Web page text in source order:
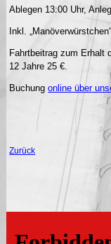
Ablegen 13:00 Uhr,
Inkl.
Fahrtbeitrag zum Erhalt
12 Jahre 25 €.
Buchungonline über
Zurück